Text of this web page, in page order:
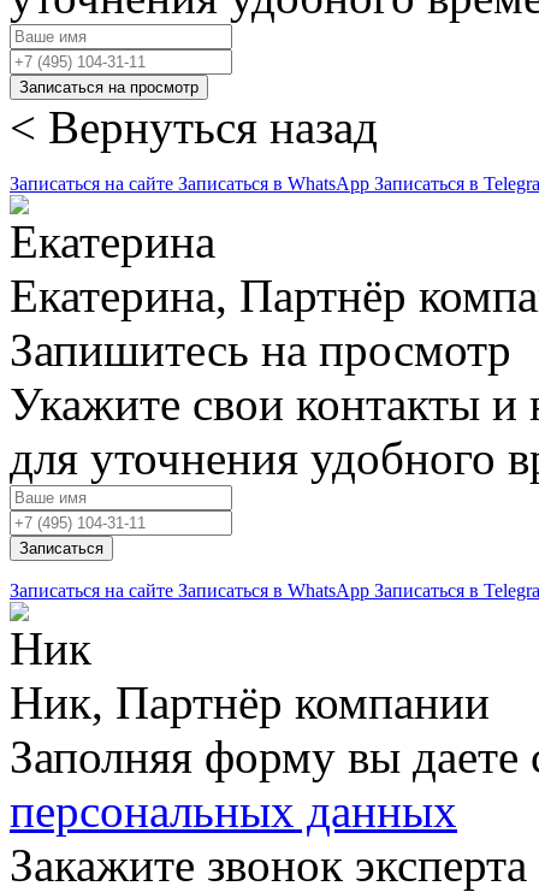
Записаться на просмотр
< Вернуться назад
Записаться на сайте Записаться в WhatsApp Записаться в
Екатерина, Партнёр
Запишитесь на просмотр
Укажите свои контакты и
для уточнения удобного
Записаться
Записаться на сайте Записаться в WhatsApp Записаться в
Ник, Партнёр компании
Заполняя форму вы даете
персональных данных
Закажите звонок эксперта